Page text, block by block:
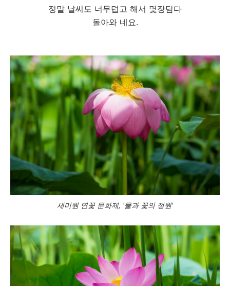
정말 날씨도 너무덥고 해서 몇장담다
돌아와 네요.
세미원 연꽃 문화제, '물과 꽃의 정원'